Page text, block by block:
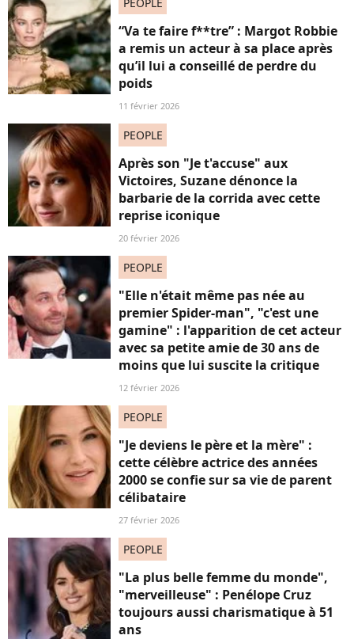
“Va te faire f**tre” : Margot Robbie
a remis un acteur à sa place après
qu’il lui a conseillé de perdre du
poids
11 février 2026
PEOPLE
Après son "Je t'accuse" aux
Victoires, Suzane dénonce la
barbarie de la corrida avec cette
reprise iconique
20 février 2026
PEOPLE
"Elle n'était même pas née au
premier Spider-man", "c'est une
gamine" : l'apparition de cet acteur
avec sa petite amie de 30 ans de
moins que lui suscite la critique
12 février 2026
PEOPLE
"Je deviens le père et la mère" :
cette célèbre actrice des années
2000 se confie sur sa vie de parent
célibataire
27 février 2026
PEOPLE
"La plus belle femme du monde",
"merveilleuse" : Penélope Cruz
toujours aussi charismatique à 51
ans